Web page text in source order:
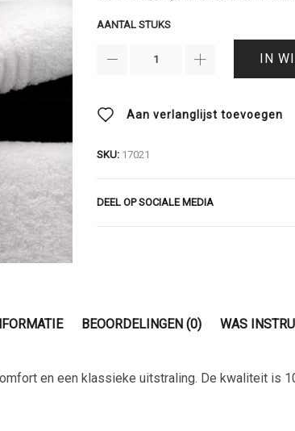
AANTAL STUKS
IN
Aan verlanglijst toevoegen
SKU: 17021
DEEL OP SOCIALE MEDIA
BEOORDELINGEN (0) WAS
en een klassieke uitstraling. De kwaliteit is